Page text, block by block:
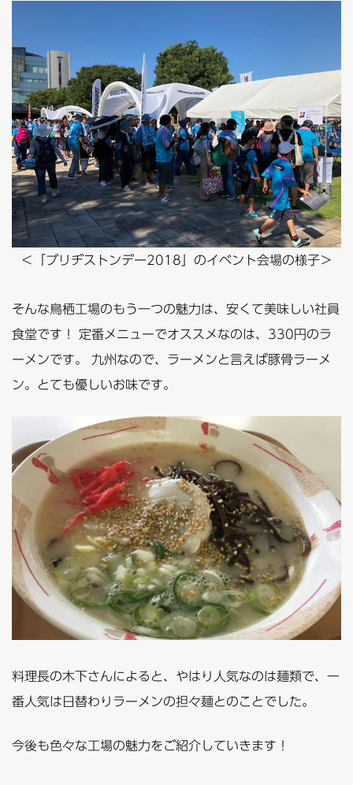
＜「ブリヂストンデー2018」のイベント会場の様子＞
そんな鳥栖工場のもう一つの魅力は、安くて美味しい社員
食堂です！ 定番メニューでオススメなのは、330円のラ
ーメンです。 九州なので、ラーメンと言えば豚骨ラーメ
ン。とても優しいお味です。
料理長の木下さんによると、やはり人気なのは麺類で、一
番人気は日替わりラーメンの担々麺とのことでした。
今後も色々な工場の魅力をご紹介していきます！